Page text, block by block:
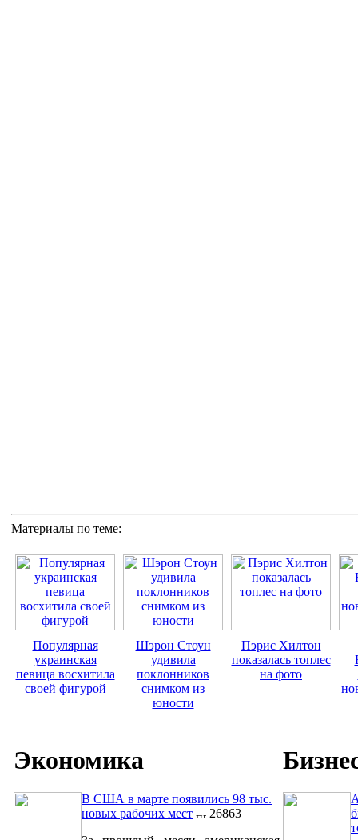
Материалы по теме:
Популярная
украинская
певица восхитила
своей фигурой
Шэрон Стоун
удивила
поклонников
снимком из
юности
Пэрис Хилтон
показалась топлес
на фото
Экономика
В США в марте появились 98 тыс.
новых рабочих мест
26863